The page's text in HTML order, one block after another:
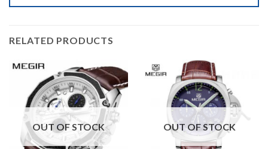
RELATED PRODUCTS
OUT OF STOCK OUT OF STOCK